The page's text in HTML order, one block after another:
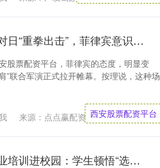
西安股票配资平台 解放军对日“重拳出击”，菲律宾意识到不对，台海问题上态度软了
股票配资平台，菲律宾的态度，明显变
”联合军演正式拉开帷幕。按理说，这种场
西安股票配资平台
来源：点点赢配资
证券配资平台 湘江新区创业培训进校园：学生顿悟“选对赛道和整合资源才是关键”